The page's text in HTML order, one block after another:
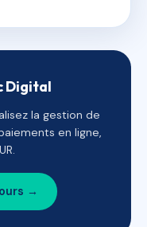
Digital
la gestion de
en ligne,
→